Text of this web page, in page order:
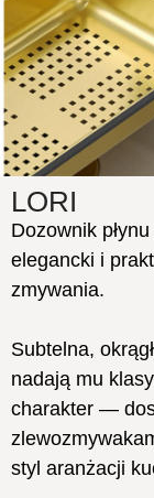
LORI
Dozownik
elegancki i
zmywania.
Subtelna,
nadają mu
charakter —
styl aranżacji